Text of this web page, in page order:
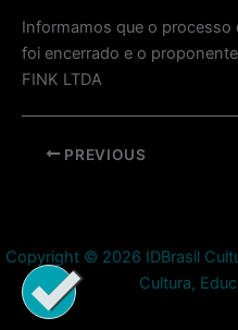
Informamos que o processo
foi encerrado e o
FINK LTDA
Post
PREVIOUS
Copyright © 2026 IDBrasil
Cultura,